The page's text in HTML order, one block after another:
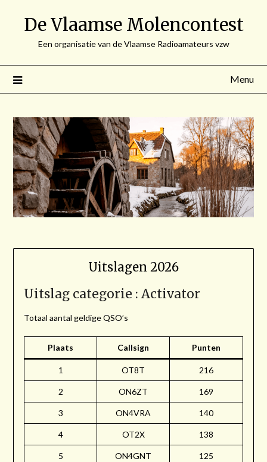
De Vlaamse Molencontest
Een organisatie van de Vlaamse Radioamateurs vzw
Menu
Uitslagen 2026
Uitslag categorie : Activator
Totaal aantal geldige QSO’s
Plaats Callsign Punten
1 OT8T 216
2 ON6ZT 169
3 ON4VRA 140
4 OT2X 138
5 ON4GNT 125